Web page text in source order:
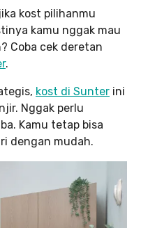
kost pilihanmu
kamu nggak mau
Coba cek deretan
.
kost di Sunter ini
Nggak perlu
Kamu tetap bisa
dengan mudah.